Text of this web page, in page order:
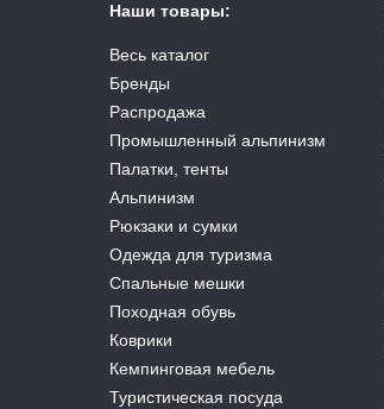
Наши товары:
Весь каталог
Бренды
Распродажа
Промышленный альпинизм
Палатки, тенты
Альпинизм
Рюкзаки и сумки
Одежда для туризма
Спальные мешки
Походная обувь
Коврики
Кемпинговая мебель
Туристическая посуда